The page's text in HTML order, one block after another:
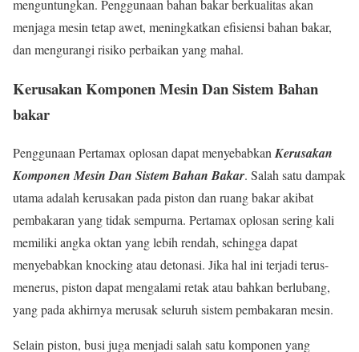
menguntungkan. Penggunaan bahan bakar berkualitas akan
menjaga mesin tetap awet, meningkatkan efisiensi bahan bakar,
dan mengurangi risiko perbaikan yang mahal.
Kerusakan Komponen Mesin Dan Sistem Bahan
bakar
Penggunaan Pertamax oplosan dapat menyebabkanKerusakan
Komponen Mesin Dan Sistem Bahan Bakar. Salah satu dampak
utama adalah kerusakan pada piston dan ruang bakar akibat
pembakaran yang tidak sempurna. Pertamax oplosan sering kali
memiliki angka oktan yang lebih rendah, sehingga dapat
menyebabkan knocking atau detonasi. Jika hal ini terjadi terus-
menerus, piston dapat mengalami retak atau bahkan berlubang,
yang pada akhirnya merusak seluruh sistem pembakaran mesin.
Selain piston, busi juga menjadi salah satu komponen yang